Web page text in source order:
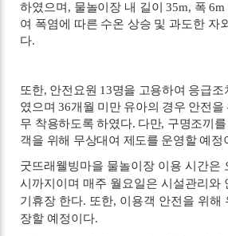
하였으며 , 물놀이장 내 길이35m, 폭6m
여 폭염에 따른 수온 상승 및 과도한 자
다.
또한, 안전요원 13명을 고용하여 응급
였으며36개월 미만 유아의 경우 안전을
무 착용하도록 하였다. 다만, 구명조끼
객을 위해 무상대여 제도를 운영할 예정
굿뜨래웰빙마을 물놀이장 이용 시간은
시까지이며 매주 월요일은 시설관리와
기휴장 한다. 또한, 이용객 안전을 위해
장할 예정이다.